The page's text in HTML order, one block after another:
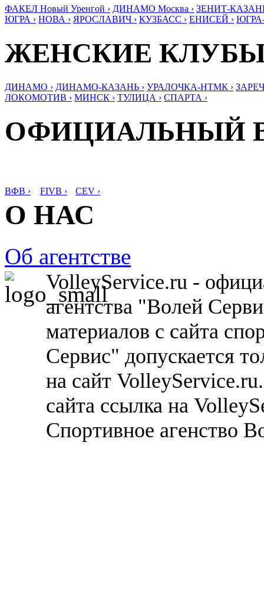
ФАКЕЛ Новый Уренгой › ДИНАМО Москва › ЗЕНИТ-
ЮГРА › НОВА › ЯРОСЛАВИЧ › КУЗБАСС › ЕНИСЕЙ ›
ЖЕНСКИЕ
ДИНАМО › ДИНАМО-КАЗАНЬ › УРАЛОЧКА-НТМК ›
ЛОКОМОТИВ › МИНСК › ТУЛИЦА › СПАРТА ›
ОФИЦИАЛЬНЫЙ
ВФВ › FIVB › CEV ›
О НАС
Об агентстве
VolleyService.ru -
агентства "Волей
материалов с сайта
Сервис" допускается
на сайт
сайта ссылка на
Спортивное агенство